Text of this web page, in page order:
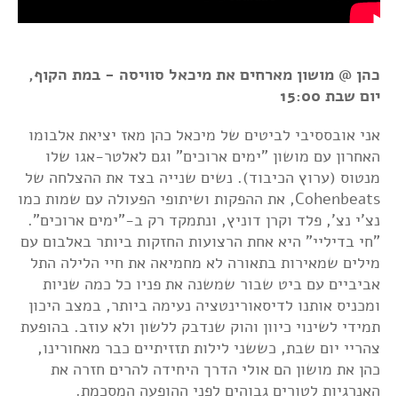
כהן @ מושון מארחים את מיכאל סוויסה - במת הקוף,
יום שבת 15:00
אני אובססיבי לביטים של מיכאל כהן מאז יציאת אלבומו
האחרון עם מושון "ימים ארוכים" וגם לאלטר-אגו שלו
מנטוס (ערוץ הכיבוד). נשים שנייה בצד את ההצלחה של
Cohenbeats, את ההפקות ושיתופי הפעולה עם שמות כמו
נצ'י נצ', פלד וקרן דוניץ, ונתמקד רק ב-"ימים ארוכים".
"חי בדיליי" היא אחת הרצועות החזקות ביותר באלבום עם
מילים שמאירות בתאורה לא מחמיאה את חיי הלילה התל
אביביים עם ביט שבור שמשנה את פניו כל כמה שניות
ומכניס אותנו לדיסאורינטציה נעימה ביותר, במצב היכון
תמידי לשינוי כיוון והוק שנדבק ללשון ולא עוזב. בהופעת
צהריי יום שבת, כששני לילות תזזיתיים כבר מאחורינו,
כהן את מושון הם אולי הדרך היחידה להרים חזרה את
האנרגיות לטורים גבוהים לפני ההופעה המסכמת.